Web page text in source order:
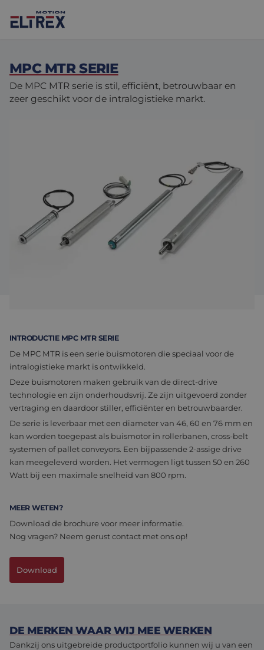
Drives & controllers
Mechanicals
Motion Control Solutions
Design & prototyping
Intralogistics
Life sciences
Harsh environments
Merken
Nieuws
Werken bij
MPC MTR SERIE
De MPC MTR serie is stil, efficiënt, betrouwbaar en
zeer geschikt voor de intralogistieke markt.
INTRODUCTIE MPC MTR SERIE
De MPC MTR is een serie buismotoren die speciaal voor de
intralogistieke markt is ontwikkeld.
Deze buismotoren maken gebruik van de direct-drive
technologie en zijn onderhoudsvrij. Ze zijn uitgevoerd zonder
vertraging en daardoor stiller, efficiënter en betrouwbaarder.
De serie is leverbaar met een diameter van 46, 60 en 76 mm en
kan worden toegepast als buismotor in rollerbanen, cross-belt
systemen of pallet conveyors. Een bijpassende 2-assige drive
kan meegeleverd worden. Het vermogen ligt tussen 50 en 260
Watt bij een maximale snelheid van 800 rpm.
MEER WETEN?
Download de brochure voor meer informatie.
Nog vragen? Neem gerust contact met ons op!
Download
DE MERKEN WAAR WIJ MEE WERKEN
Dankzij ons uitgebreide productportfolio kunnen wij u van een